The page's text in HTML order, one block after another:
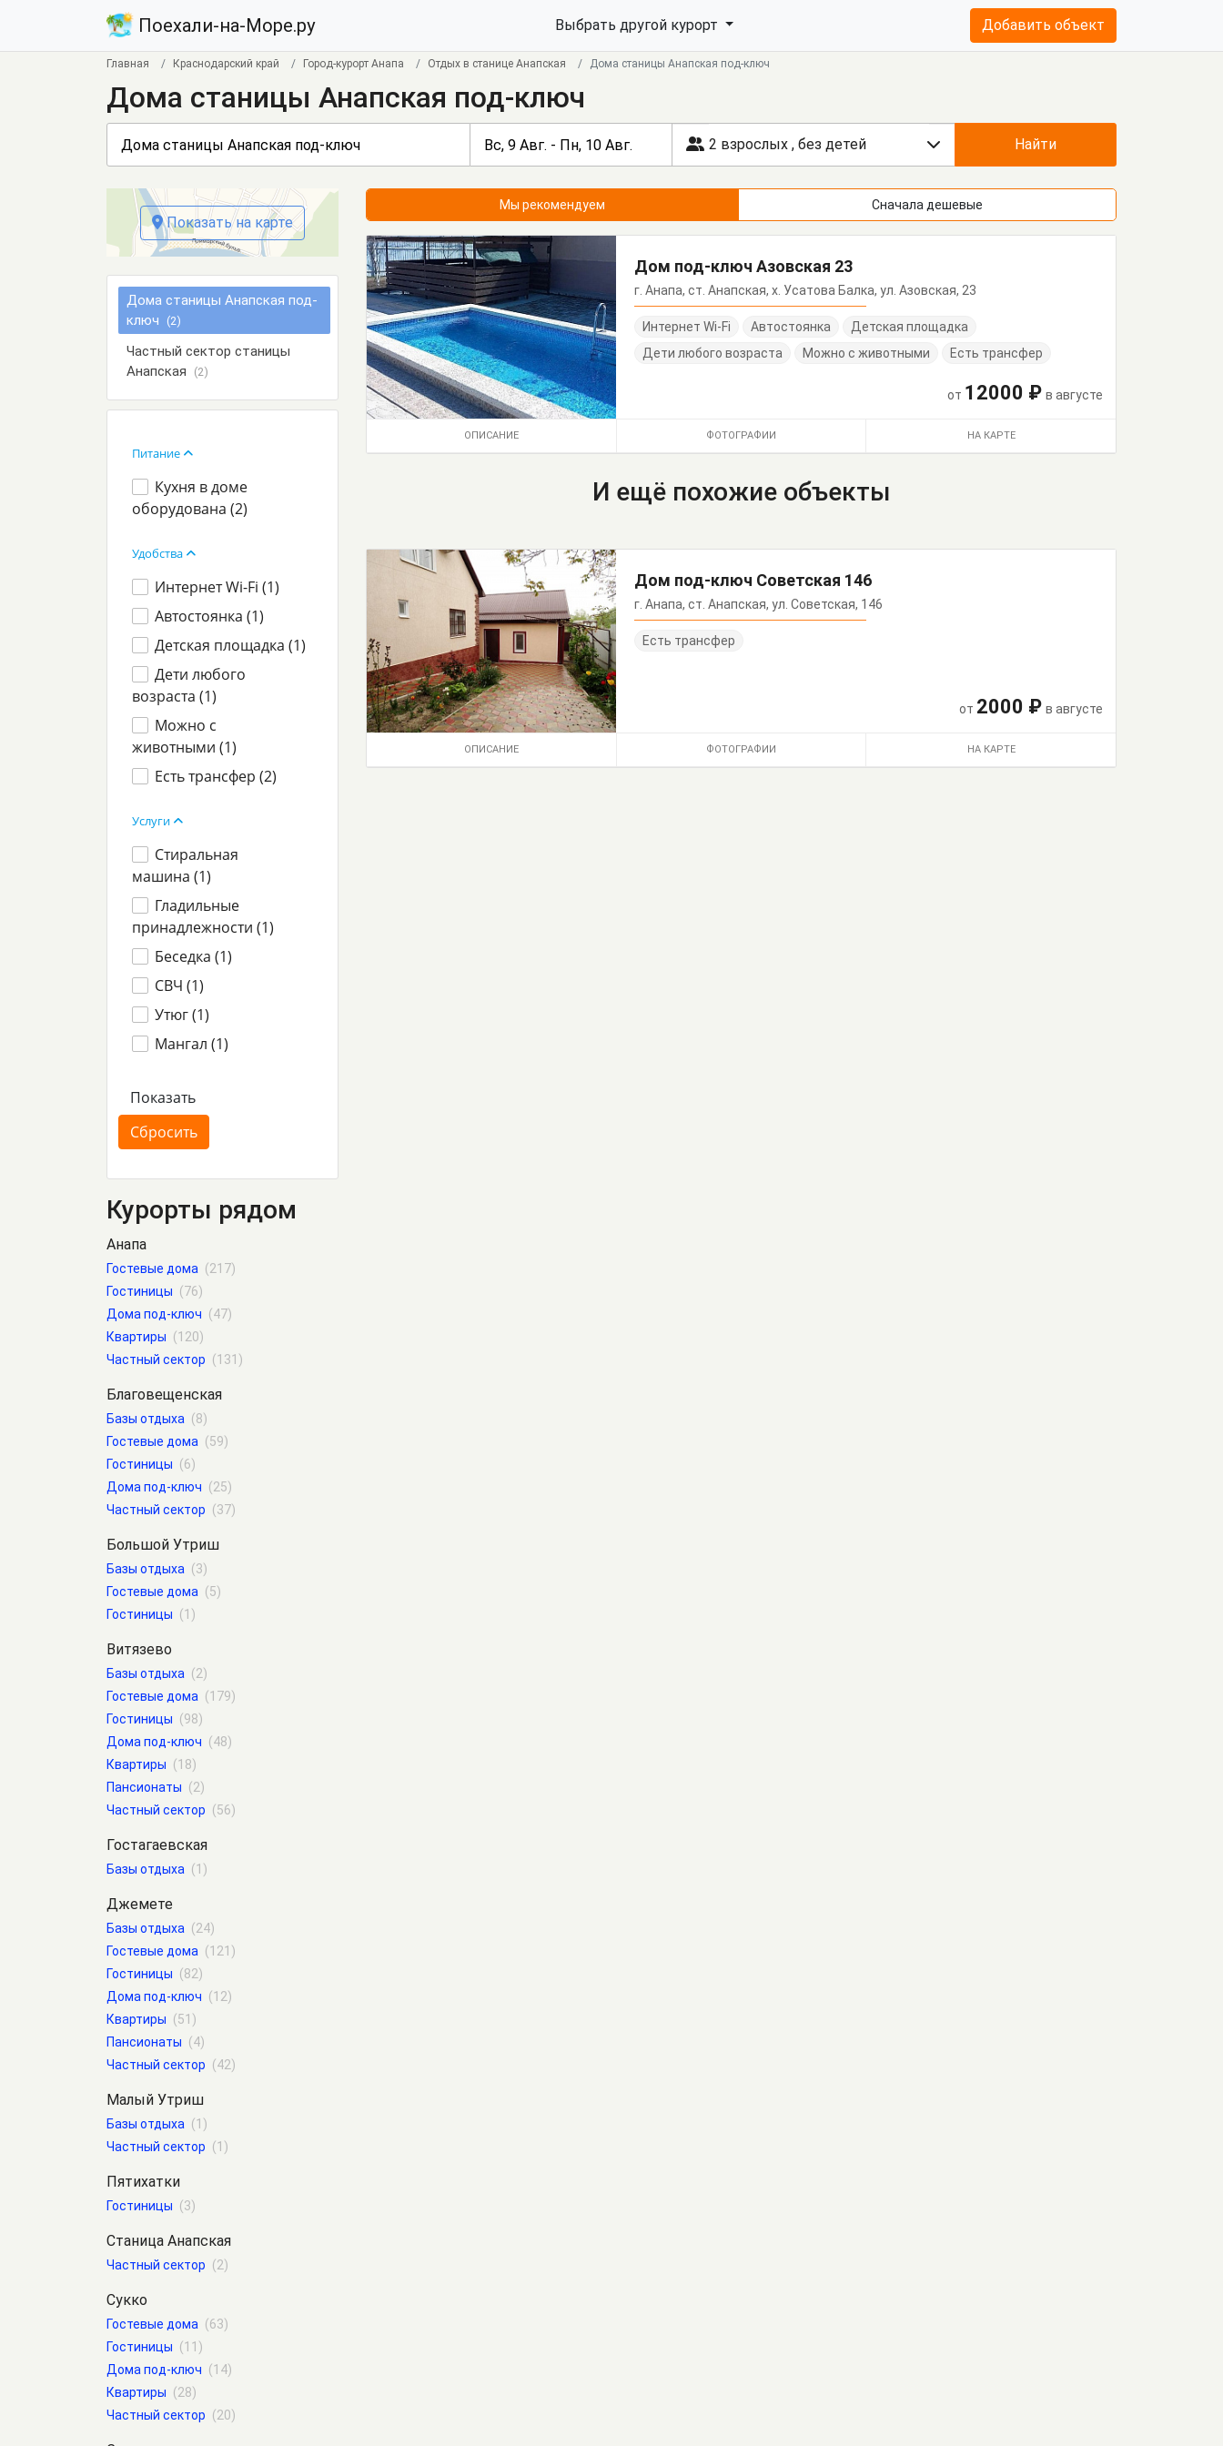
Поехали-на-Море.ру Выбрать другой курорт Добавить объект
Главная Краснодарский край Город-курорт Анапа Отдых в станице Анапская Дома станицы Анапская под-ключ
Дома станицы Анапская под-ключ
2 взрослых , без детей Найти
Мы рекомендуем Сначала дешевые
Дом под-ключ Азовская 23
г. Анапа, ст. Анапская, х. Усатова Балка, ул. Азовская, 23
Интернет Wi-Fi Автостоянка
Детская площадка
Дети любого возраста
Можно с животными Есть трансфер
от 12000 ₽ в августе
ОПИСАНИЕ ФОТОГРАФИИ НА КАРТЕ
И ещё похожие объекты
Дом под-ключ Советская 146
г. Анапа, ст. Анапская, ул. Советская, 146
Есть трансфер
от 2000 ₽ в августе
ОПИСАНИЕ ФОТОГРАФИИ НА КАРТЕ
Показать на карте
Дома станицы Анапская под-
ключ
(2)
Частный сектор станицы
Анапская
(2)
Питание
Кухня в доме
оборудована (2)
Удобства
Интернет Wi-Fi (1)
Автостоянка (1)
Детская площадка (1)
Дети любого
возраста (1)
Можно с
животными (1)
Есть трансфер (2)
Услуги
Стиральная
машина (1)
Гладильные
принадлежности (1)
Беседка (1)
СВЧ (1)
Утюг (1)
Мангал (1)
Курорты рядом
Анапа
Гостевые дома (217)
Гостиницы (76)
Дома под-ключ (47)
Квартиры (120)
Частный сектор (131)
Благовещенская
Базы отдыха (8)
Гостевые дома (59)
Гостиницы (6)
Дома под-ключ (25)
Частный сектор (37)
Большой Утриш
Базы отдыха (3)
Гостевые дома (5)
Гостиницы (1)
Витязево
Базы отдыха (2)
Гостевые дома (179)
Гостиницы (98)
Дома под-ключ (48)
Квартиры (18)
Пансионаты (2)
Частный сектор (56)
Гостагаевская
Базы отдыха (1)
Джемете
Базы отдыха (24)
Гостевые дома (121)
Гостиницы (82)
Дома под-ключ (12)
Квартиры (51)
Пансионаты (4)
Частный сектор (42)
Малый Утриш
Базы отдыха (1)
Частный сектор (1)
Пятихатки
Гостиницы (3)
Станица Анапская
Частный сектор (2)
Сукко
Гостевые дома (63)
Гостиницы (11)
Дома под-ключ (14)
Квартиры (28)
Частный сектор (20)